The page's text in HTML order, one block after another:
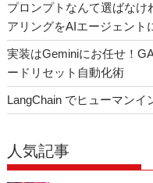
プロンプトなんて選ばなけ
アリングをAIエージェント
実装はGeminiにお任せ！
ードリセット自動化術
LangChain でヒューマンイ
人気記事